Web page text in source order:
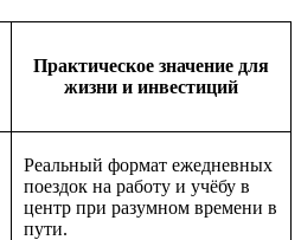
Практическое значение для
жизни и инвестиций
Реальный формат ежедневных
поездок на работу и учёбу в
центр при разумном времени в
пути.